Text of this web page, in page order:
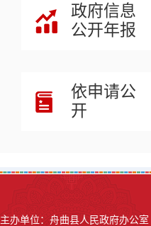
政府信息
公开年报
依申请公
开
主办单位：舟曲县人民政府办公